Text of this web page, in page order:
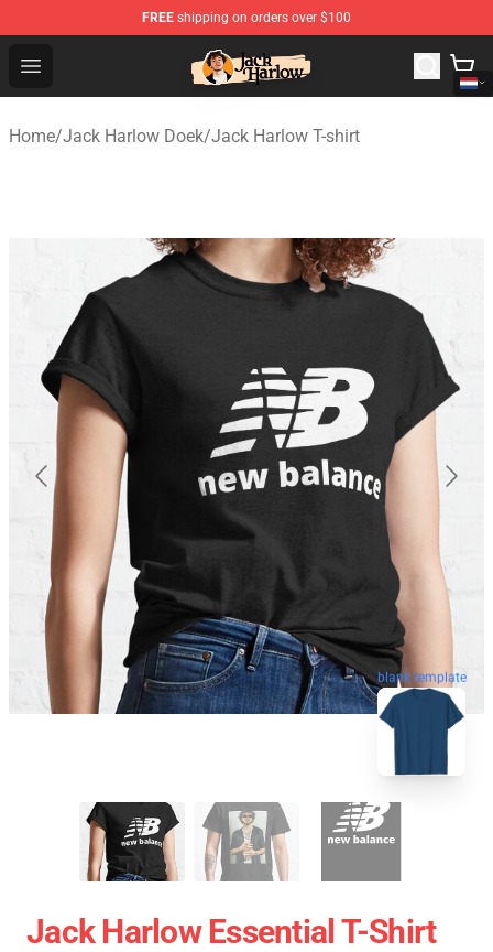
FREE shipping on orders over $100
Open menu
Jack Harlow Shop - Official Jack Harlow Merchandise
Home/Jack Harlow Doek/Jack Harlow T-shirt
blank template
Jack Harlow Essential T-Shirt